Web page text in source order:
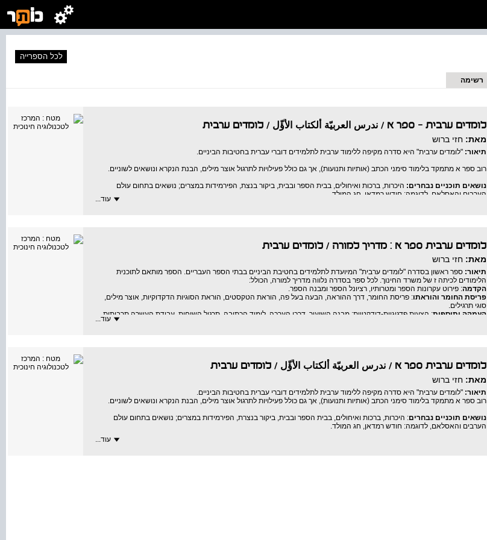
לכל הספרייה
רשימה
לומדים ערבית - ספר א / ندرس العربيّة أَلكتاب الأَؤّل / לומדים ערבית
מאת: חזי ברוש
תיאור: "לומדים ערבית" היא סדרה מקיפה ללימוד ערבית לתלמידים דוברי עברית בחטיבות הביניים.
רוב ספר א מתמקד בלימוד סימני הכתב (אותיות ותנועות), אך גם כולל פעילויות לתרגול אוצר מילים, הבנת הנקרא ונושאים לשוניים.
נושאים תוכניים נבחרים: היכרות, ברכות ואיחולים, בבית הספר ובבית, ביקור בנצת, הפירמידות במצרים; נושאים בתחום עולם
הערבים והאסלאם, לדוגמה: חודש רמדאן, חג המולד.
עוד...
לומדים ערבית ספר א : מדריך למורה / לומדים ערבית
מאת: חזי ברוש
תיאור: ספר ראשון בסדרה "לומדים ערבית" המיועדת לתלמידים בחטיבת הביניים בבתי הספר העבריים. הספר מותאם לתוכנית
הלימודים לכיתה ז של משרד החינוך. לכל ספר בסדרה נלווה מדריך למורה, הכולל:
הקדמה: פירוט עקרונות הספר ומטרותיו, רציונל הספר ומבנה הספר.
פריסת החומר והוראתו: פריסת החומר, דרך ההוראה, הבעה בעל פה, הוראת הטקסטים, הוראת הסוגיות הדקדוקיות, אוצר מילים,
סוגי תרגילים.
העמקה ותוספות: הצעות פדגוגיות-דידקטיות: מבנה השיעור, דרכי הערכה, לימוד הכתיבה, תרגול השיחות, עבודת העשרה תרבותית.
עוד...
לומדים ערבית ספר א / ندرس العربيّة أَلكتاب الأَؤّل / לומדים ערבית
מאת: חזי ברוש
תיאור: "לומדים ערבית" היא סדרה מקיפה ללימוד ערבית לתלמידים דוברי עברית בחטיבות הביניים.
רוב ספר א מתמקד בלימוד סימני הכתב (אותיות ותנועות), אך גם כולל פעילויות לתרגול אוצר מילים, הבנת הנקרא ונושאים לשוניים.
נושאים תוכניים נבחרים: היכרות, ברכות ואיחולים, בבית הספר ובבית, ביקור בנצרת, הפירמידות במצרים; נושאים בתחום עולם
הערבים והאסלאם, לדוגמה: חודש רמדאן, חג המולד.
עוד...